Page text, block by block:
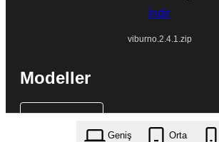
İndir
viburno.2.4.1.zip
Modeller
Geniş Orta